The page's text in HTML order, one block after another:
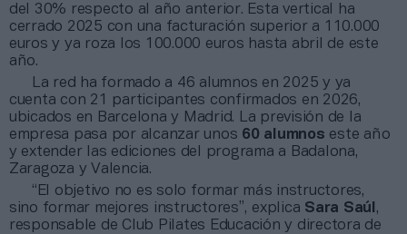
del 30% respecto al año anterior. Esta vertical ha
cerrado 2025 con una facturación superior a 110.000
euros y ya roza los 100.000 euros hasta abril de este
año.
La red ha formado a 46 alumnos en 2025 y ya
cuenta con 21 participantes confirmados en 2026,
ubicados en Barcelona y Madrid. La previsión de la
empresa pasa por alcanzar unos 60 alumnos este año
y extender las ediciones del programa a Badalona,
Zaragoza y Valencia.
“El objetivo no es solo formar más instructores,
sino formar mejores instructores”, explica Sara Saúl ,
responsable de Club Pilates Educación y directora de